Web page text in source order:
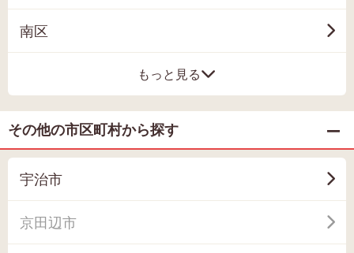
南区
もっと見る
その他の市区町村から探す
宇治市
京田辺市